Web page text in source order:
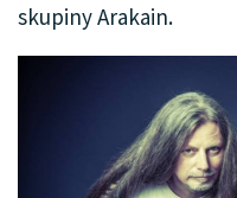
skupiny Arakain.